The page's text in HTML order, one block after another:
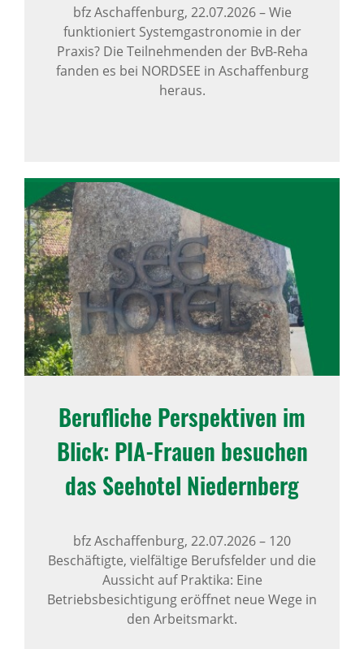
bfz Aschaffenburg, 22.07.2026–Wie
funktioniert Systemgastronomie in der
Praxis? Die Teilnehmenden der BvB-Reha
fanden es bei NORDSEE in Aschaffenburg
heraus.
Beruf­liche Perspek­tiven im
Blick: PIA-Frauen besu­chen
das Seehotel Niedern­berg
bfz Aschaffenburg, 22.07.2026– 120
Beschäftigte, vielfältige Berufsfelder und die
Aussicht auf Praktika: Eine
Betriebsbesichtigung eröffnet neue Wege in
den Arbeitsmarkt.